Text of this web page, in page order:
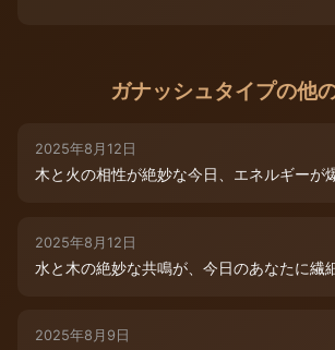
ガナッシュタイプの他
2025年8月12日
木と火の相性が絶妙な今日、エネルギーが
2025年8月12日
水と木の絶妙な共鳴が、今日のあなたに繊
2025年8月9日